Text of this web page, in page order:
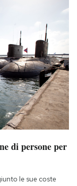
di persone per
le sue coste